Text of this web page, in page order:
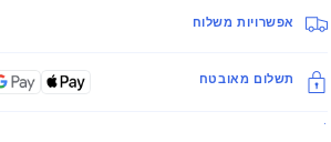
אפשרויות משלוח
תשלום מאובטח
.